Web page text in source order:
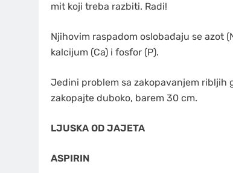
mit koji treba razbiti. Radi!
Njihovim raspadom oslobađaju se azot
kalcijum (Ca) i fosfor (P).
Jedini problem sa zakopavanjem ribljih
zakopajte duboko, barem 30 cm.
LJUSKA OD JAJETA
ASPIRIN